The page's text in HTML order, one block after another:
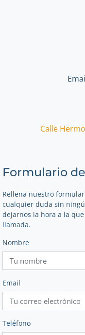
Calle
Formulario
Rellena nuestro
cualquier duda sin
dejarnos la hora a la
llamada.
Nombre
Email
Teléfono